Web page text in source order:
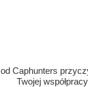
Caphunters
Twojej